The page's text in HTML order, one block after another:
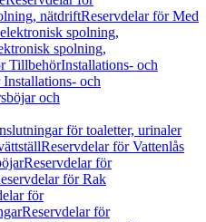
nätdriftReservdelar för Med
spolning,
spolning,
TillbehörInstallations- och
och
och
för toaletter, urinaler
Reservdelar för Vattenlås
Reservdelar för
för Rak
för
Reservdelar för